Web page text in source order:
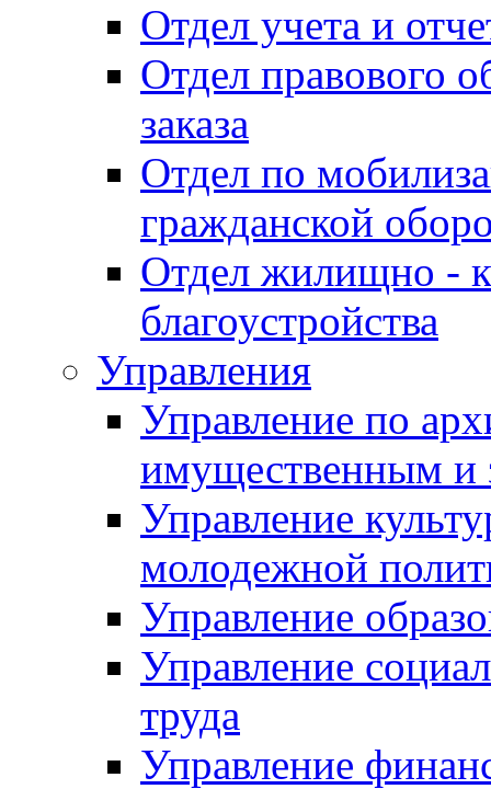
Отдел учета и
Отдел правового
заказа
Отдел по
гражданской
Отдел жилищно -
благоустройства
Управления
Управление по
имущественным и
Управление
молодежной
Управление
Управление
труда
Управление